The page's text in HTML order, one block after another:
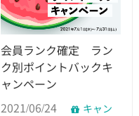
会員ランク確定 ラン
ク別ポイントバックキ
ャンペーン
2021/06/24
キャン